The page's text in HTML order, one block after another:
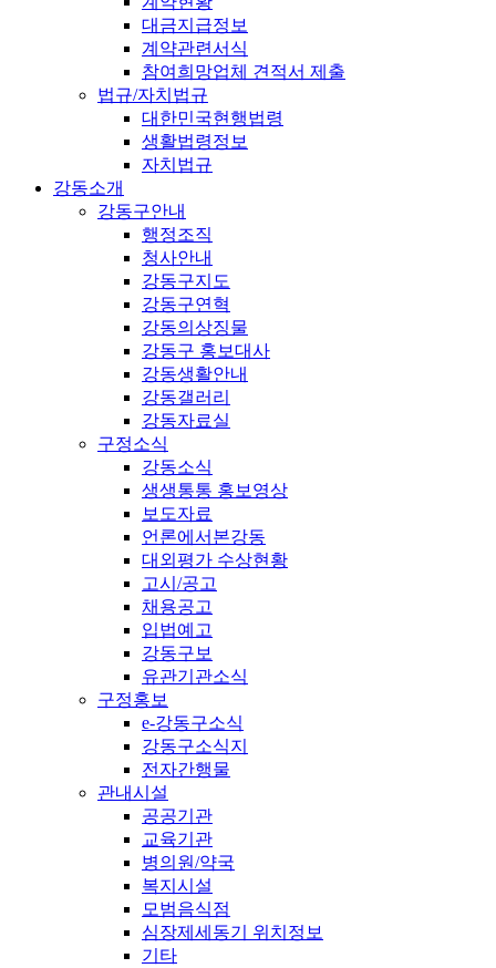
대금지급정보
계약관련서식
참여희망업체 견적서 제출
법규/자치법규
대한민국현행법령
생활법령정보
자치법규
강동소개
강동구안내
행정조직
청사안내
강동구지도
강동구연혁
강동의상징물
강동구 홍보대사
강동생활안내
강동갤러리
강동자료실
구정소식
강동소식
생생통통 홍보영상
보도자료
언론에서본강동
대외평가 수상현황
고시/공고
채용공고
입법예고
강동구보
유관기관소식
구정홍보
e-강동구소식
강동구소식지
전자간행물
관내시설
공공기관
교육기관
병의원/약국
복지시설
모범음식점
심장제세동기 위치정보
기타